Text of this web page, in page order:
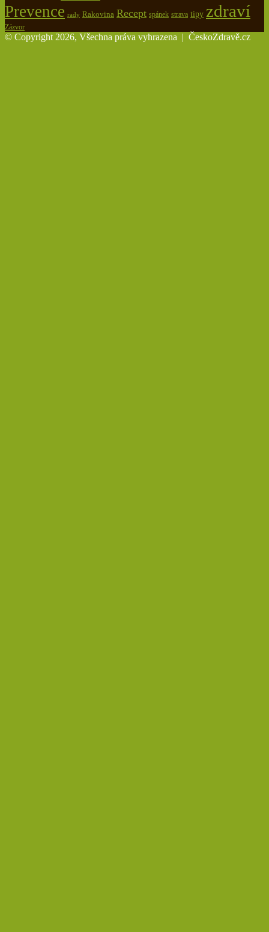
Prevence rady Rakovina Recept spánek strava tipy zdraví
Zázvor
© Copyright 2026, Všechna práva vyhrazena | ČeskoZdravě.cz